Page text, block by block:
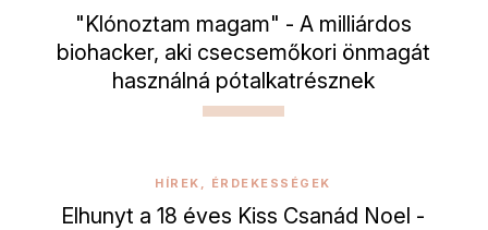
"Klónoztam magam" - A milliárdos
biohacker, aki csecsemőkori önmagát
használná pótalkatrésznek
HÍREK, ÉRDEKESSÉGEK
Elhunyt a 18 éves Kiss Csanád Noel -